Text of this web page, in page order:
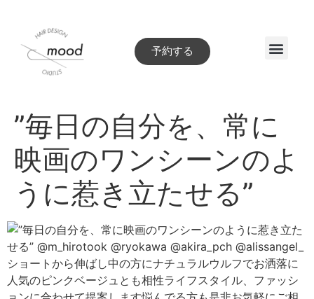
予約する
”毎日の自分を、常に
映画のワンシーンのよ
うに惹き立たせる”